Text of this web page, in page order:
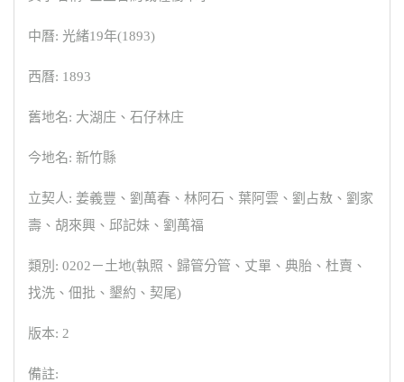
中曆: 光緒19年(1893)
西曆: 1893
舊地名: 大湖庄、石仔林庄
今地名: 新竹縣
立契人: 姜義豐、劉萬春、林阿石、葉阿雲、劉占敖、劉家
壽、胡來興、邱記妹、劉萬福
類別: 0202－土地(執照、歸管分管、丈單、典胎、杜賣、
找洗、佃批、墾約、契尾)
版本: 2
備註: